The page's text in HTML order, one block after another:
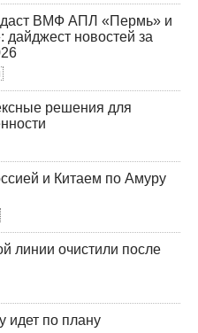
ВМФ АПЛ «Пермь» и
новостей за
решения для
и Китаем по Амуру
линии очистили после
идет по плану